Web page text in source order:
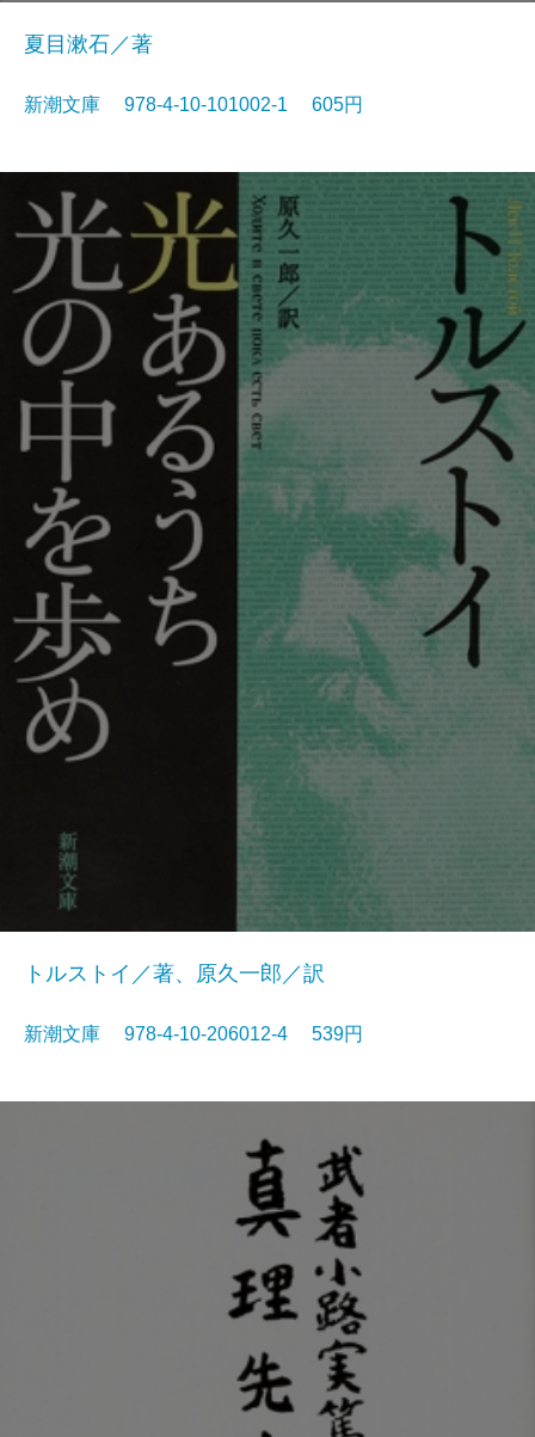
夏目漱石／著
新潮文庫 978-4-10-101002-1 605円
トルストイ／著、原久一郎／訳
新潮文庫 978-4-10-206012-4 539円